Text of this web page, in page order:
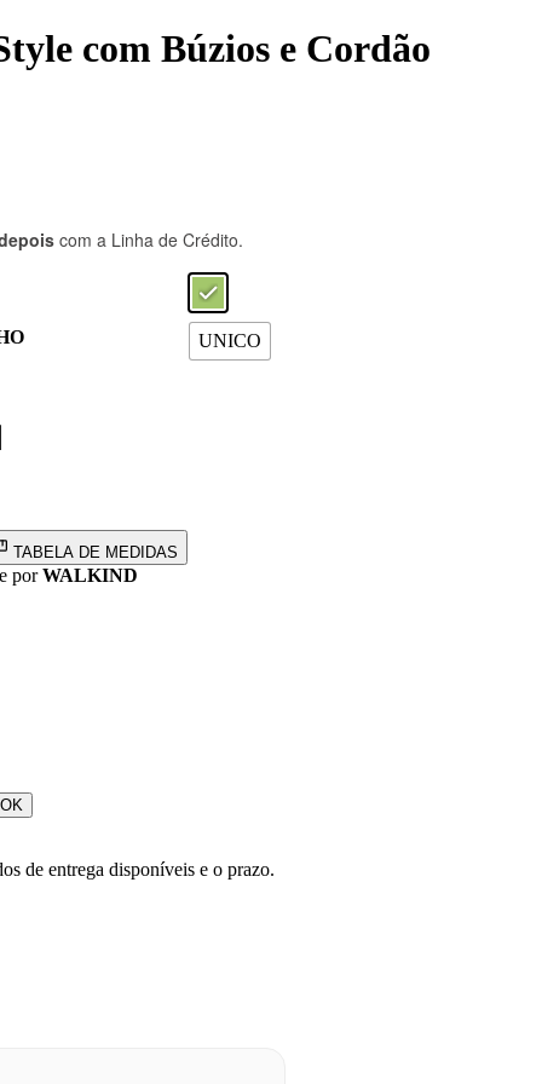
com Búzios e Cordão
com a Linha de Crédito.
UNICO
TABELA DE MEDIDAS
porWALKIND
OK
de entrega disponíveis e o prazo.